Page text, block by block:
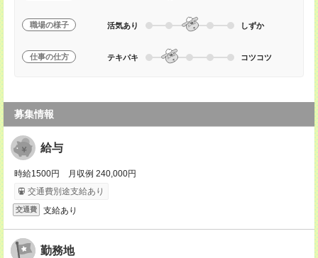
職場の様子 活気あり しずか
仕事の仕方 テキパキ コツコツ
募集情報
給与
時給1500円 月収例 240,000円
交通費別途支給あり
交通費 支給あり
勤務地